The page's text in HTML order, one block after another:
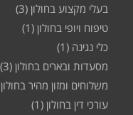
בעלי מקצוע בחולון (3)
טיפוח ויופי בחולון (1)
כלי נגינה (1)
מסעדות ובארים בחולון (3)
משלוחים ומזון מהיר בחולון
עורכי דין בחולון (1)